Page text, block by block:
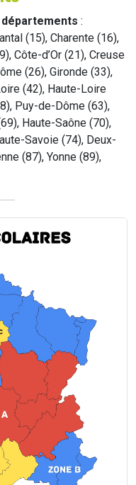
départements :
(15), Charente (16),
Côte-d’Or (21), Creuse
(26), Gironde (33),
(42), Haute-Loire
Puy-de-Dôme (63),
Haute-Saône (70),
Savoie (74), Deux-
(87), Yonne (89),